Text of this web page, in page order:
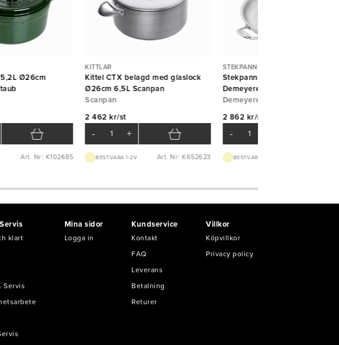
Ø26cm
Art. Nr: K102685
KITTLAR
Kittel CTX belagd med glaslock
Ø26cm 6,5L Scanpan
Scanpan
2 462 kr/st
- +
BEST.VARA 1-2V Art. Nr: K652623
STEKPANNOR
Stekpanna Proline rostfri
Demeyere
Demeyere
2 862 kr/st
-
BEST.VARA 1-2V
klart
Servis
Mina sidor
Logga in
Kundservice
Kontakt
FAQ
Leverans
Betalning
Returer
Villkor
Köpvillkor
Privacy policy